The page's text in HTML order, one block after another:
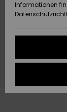
NACHHALTIGKEIT
SHOPS
QUIKSILVER APP
WUNSCHLISTE
Informationen